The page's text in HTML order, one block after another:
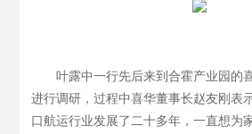
叶露中一行先后来到合霍产业园的
进行调研，过程中喜华董事长赵友刚表
口航运行业发展了二十多年，一直想为